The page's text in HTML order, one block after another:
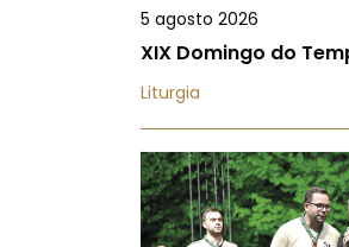
5 agosto 2026
XIX Domingo do
Liturgia